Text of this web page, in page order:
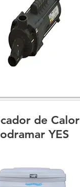
de Calor
YES